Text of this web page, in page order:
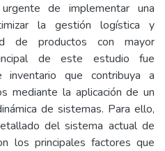
de implementar una
la gestión logística y
de productos con mayor
de este estudio fue
que contribuya a
mediante la aplicación de un
de sistemas. Para ello,
del sistema actual de
los principales factores que